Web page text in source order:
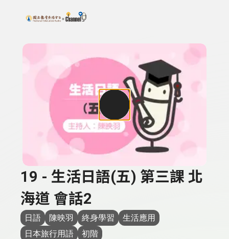
上方功能區塊
搜尋關鍵字：可輸入節目名稱、主持人或關鍵字
19 - 生活日語(五) 第三課 北
海道 會話2
日語 陳映羽 終身學習
生活應用
日本旅行用語
初階